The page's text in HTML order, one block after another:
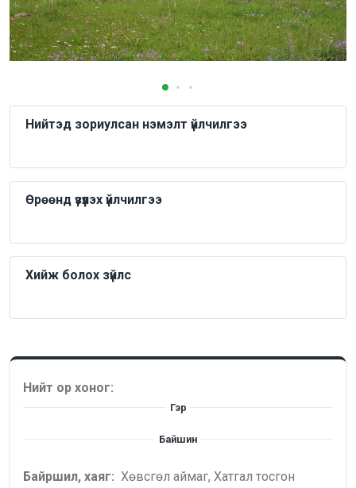
Нийтэд зориулсан нэмэлт үйлчилгээ
Өрөөнд үзүүлэх үйлчилгээ
Хийж болох зүйлс
Нийт ор хоног:
Гэр
Байшин
Байршил, хаяг: Хөвсгөл аймаг, Хатгал тосгон